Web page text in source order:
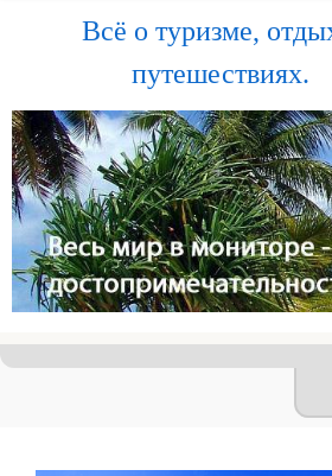
Всё о туризме,
путешествиях.